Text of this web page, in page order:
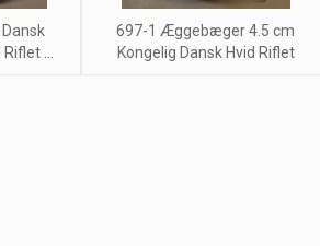
...
697-1 Æggebæger 4.5 cm
Kongelig Dansk Hvid Riflet